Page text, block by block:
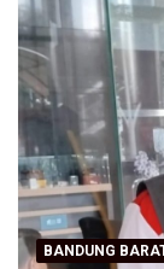
BANDUNG